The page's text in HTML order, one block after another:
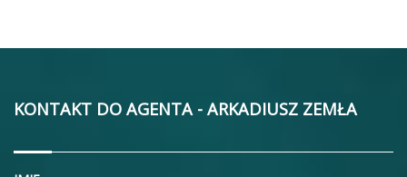
KONTAKT DO AGENTA - ARKADIUSZ ZEMŁA